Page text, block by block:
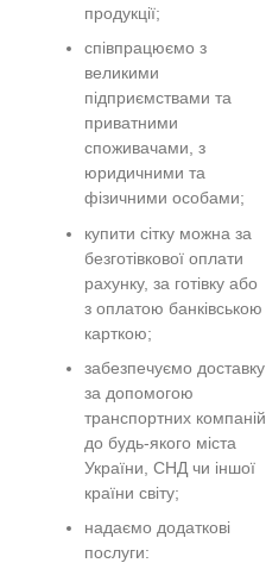
продукції;
співпрацюємо з
великими
підприємствами та
приватними
споживачами, з
юридичними та
фізичними особами;
купити сітку можна за
безготівкової оплати
рахунку, за готівку або
з оплатою банківською
карткою;
забезпечуємо доставку
за допомогою
транспортних компаній
до будь-якого міста
України, СНД чи іншої
країни світу;
надаємо додаткові
послуги: